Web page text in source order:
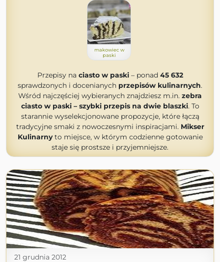
makowiec w
paski
Przepisy na ciasto w paski– ponad 45 632
sprawdzonych i docenianych przepisów kulinarnych.
Wśród najczęściej wybieranych znajdziesz m.in. zebra
ciasto w paski – szybki przepis na dwie blaszki. To
starannie wyselekcjonowane propozycje, które łączą
tradycyjne smaki z nowoczesnymi inspiracjami. Mikser
Kulinarnyto miejsce, w którym codzienne gotowanie
staje się prostsze i przyjemniejsze.
21 grudnia 2012